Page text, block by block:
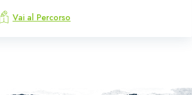
Vai al Percorso